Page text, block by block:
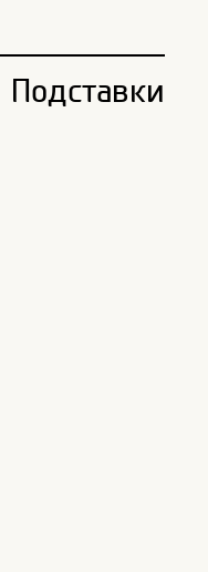
Подставки